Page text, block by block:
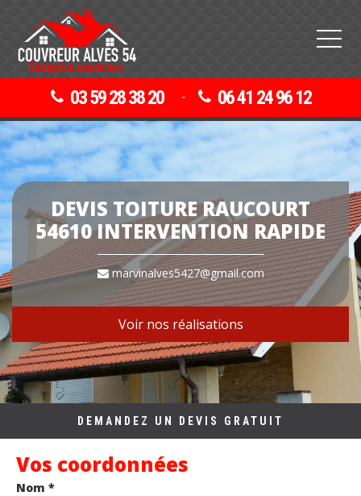
03 59 28 38 20 - 06 41 24 96 12
DEVIS TOITURE RAUCOURT
54610 INTERVENTION RAPIDE
marvinalves5427@gmail.com
Voir nos réalisations
DEMANDEZ UN DEVIS GRATUIT
Vos coordonnées
Nom *